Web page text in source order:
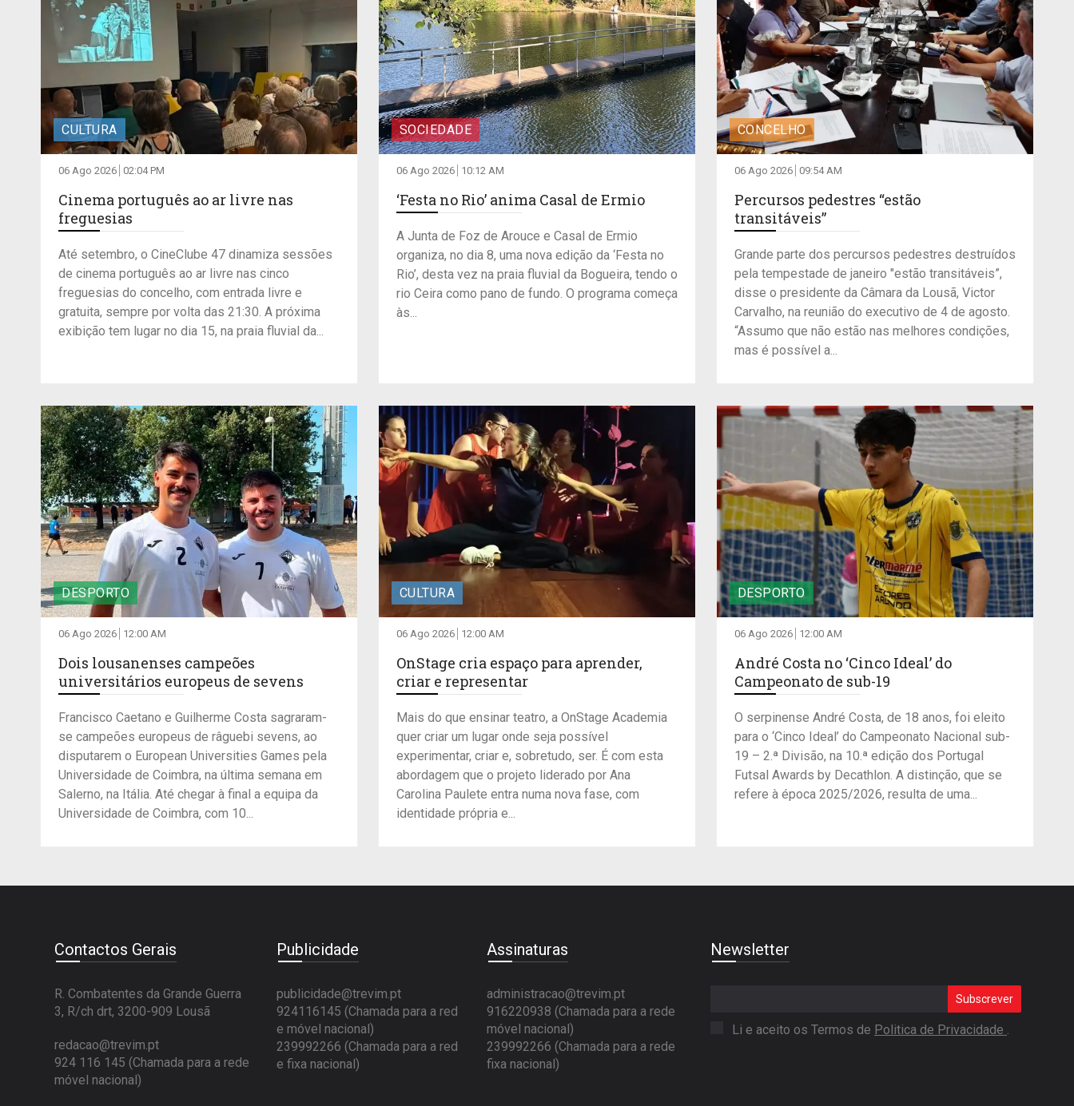
CULTURA
06 Ago 2026 02:04 PM
Cinema português ao ar livre nas
freguesias
Até setembro, o CineClube 47 dinamiza sessões
de cinema português ao ar livre nas cinco
freguesias do concelho, com entrada livre e
gratuita, sempre por volta das 21:30. A próxima
exibição tem lugar no dia 15, na praia fluvial da...
SOCIEDADE
06 Ago 2026 10:12 AM
‘Festa no Rio’ anima Casal de Ermio
A Junta de Foz de Arouce e Casal de Ermio
organiza, no dia 8, uma nova edição da ‘Festa no
Rio’, desta vez na praia fluvial da Bogueira, tendo o
rio Ceira como pano de fundo. O programa começa
às...
CONCELHO
06 Ago 2026 09:54 AM
Percursos pedestres “estão
transitáveis”
Grande parte dos percursos pedestres destruídos
pela tempestade de janeiro "estão transitáveis”,
disse o presidente da Câmara da Lousã, Victor
Carvalho, na reunião do executivo de 4 de agosto.
“Assumo que não estão nas melhores condições,
mas é possível a...
DESPORTO
06 Ago 2026 12:00 AM
Dois lousanenses campeões
universitários europeus de sevens
Francisco Caetano e Guilherme Costa sagraram-
se campeões europeus de râguebi sevens, ao
disputarem o European Universities Games pela
Universidade de Coimbra, na última semana em
Salerno, na Itália. Até chegar à final a equipa da
Universidade de Coimbra, com 10...
CULTURA
06 Ago 2026 12:00 AM
OnStage cria espaço para aprender,
criar e representar
Mais do que ensinar teatro, a OnStage Academia
quer criar um lugar onde seja possível
experimentar, criar e, sobretudo, ser. É com esta
abordagem que o projeto liderado por Ana
Carolina Paulete entra numa nova fase, com
identidade própria e...
DESPORTO
06 Ago 2026 12:00 AM
André Costa no ‘Cinco Ideal’ do
Campeonato de sub-19
O serpinense André Costa, de 18 anos, foi eleito
para o ‘Cinco Ideal’ do Campeonato Nacional sub-
19 – 2.ª Divisão, na 10.ª edição dos Portugal
Futsal Awards by Decathlon. A distinção, que se
refere à época 2025/2026, resulta de uma...
Contactos Gerais
R. Combatentes da Grande Guerra
3, R/ch drt, 3200-909 Lousã
redacao@trevim.pt
924 116 145 (Chamada para a rede
móvel nacional)
Publicidade
publicidade@trevim.pt
924116145 (Chamada para a red
e móvel nacional)
239992266 (Chamada para a red
e fixa nacional)
Assinaturas
administracao@trevim.pt
916220938 (Chamada para a rede
móvel nacional)
239992266 (Chamada para a rede
fixa nacional)
Newsletter
Subscrever
Li e aceito os Termos de Politica de Privacidade .